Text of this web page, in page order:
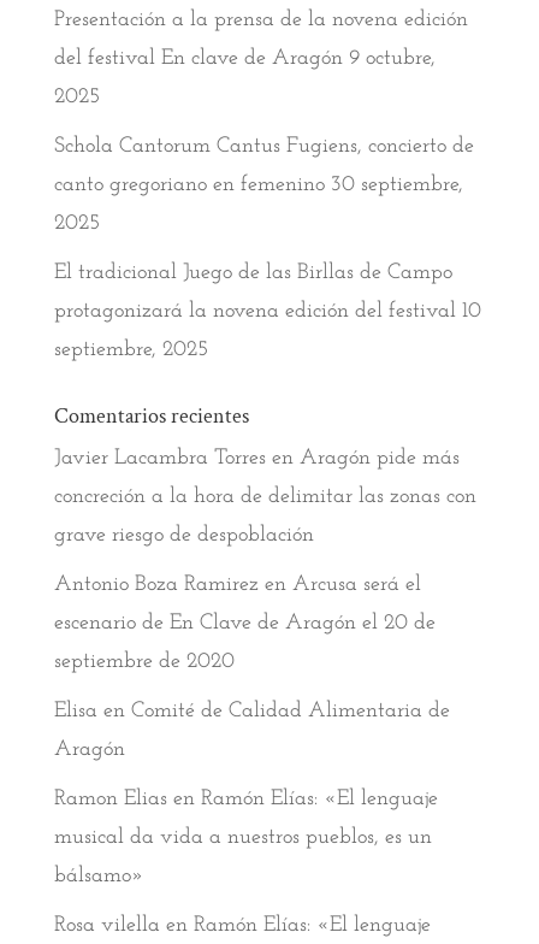
Presentación a la prensa de la novena edición
del festival En clave de Aragón 9 octubre,
2025
Schola Cantorum Cantus Fugiens, concierto de
canto gregoriano en femenino 30 septiembre,
2025
El tradicional Juego de las Birllas de Campo
protagonizará la novena edición del festival 10
septiembre, 2025
Comentarios recientes
Javier Lacambra Torresen Aragón pide más
concreción a la hora de delimitar las zonas con
grave riesgo de despoblación
Antonio Boza Ramirez en Arcusa será el
escenario de En Clave de Aragón el 20 de
septiembre de 2020
Elisa en Comité de Calidad Alimentaria de
Aragón
Ramon Eliasen Ramón Elías: «El lenguaje
musical da vida a nuestros pueblos, es un
bálsamo»
Rosa vilella en Ramón Elías: «El lenguaje